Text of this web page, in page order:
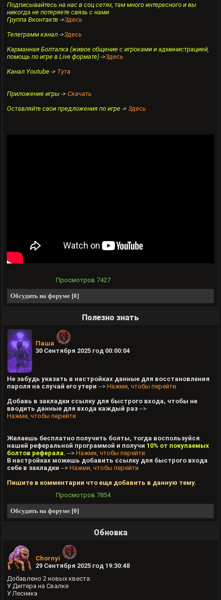
Подписывайтесь на нас в соц сетях, там много интересного и вы
никогда не потеряете связь с нами
Группа Вконтакте ->Здесь
Телеграмм канал ->Здесь
Карманная Болталка (живое общение с игроками и администрацией,
помощь по игре в Live формате) ->Здесь
Канал Youtube -> Тута
Приложение игры -> Скачать
Оставляйте свои предложения по игре -> Здесь
Просмотров 7427
Обсудить на форуме [0]
Полезно знать
Паша
30 Сентября 2025 год 00:00:04
Не забудь указать в настройках данные для восстановления
пароля на случай его утери --> Нажми, чтобы перейти
Добавь в закладки ссылку для быстрого входа, чтобы не
вводить данные для входа каждый раз -->
Нажми, чтобы перейти
Желаешь бесплатно получить болты, тогда воспользуйся
нашей реферальной программой и получи 10% от покупаемых
болтов реферала. --> Нажми, чтобы перейти
В настройках можешь добавить ссылку для быстрого входа
себе в закладки --> Нажми, чтобы перейти
Пишите в комментарии что еще добавить в данную тему.
Просмотров 7854
Обсудить на форуме [0]
Обновка
Chornyi
29 Сентября 2025 год 19:30:48
Добавлено 2 новых квеста:
У Диггера на Свалке
У Лесника